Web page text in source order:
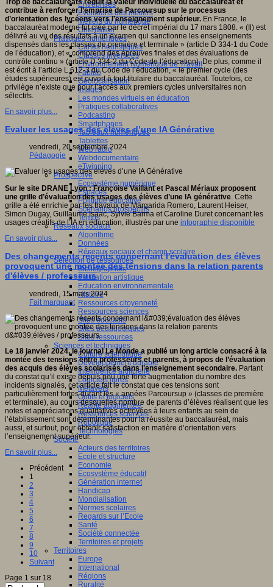
Entreprises
Evolutions des métiers
Métiers du numérique
Orientation
Pratiques numériques
Cartes heuristiques
Classes inversées
Environnement Numérique de Travail
Fablab
Géolocalisation
Images
Les mondes virtuels en éducation
Pratiques collaboratives
Podcasting
Smartphones
Tableaux numériques
Tablettes
Web radio
Webdocumentaire
eTwinning
Prospective
Ecosystème numérique
Espaces
Politique éducative
Scénarios prospectifs
Temps
Réseaux sociaux
Algorithme
Données
Réseaux sociaux et champ scolaire
Sélection de ressources
Bibliographies
Education artistique
Education environnementale
Histoire
Ressources citoyenneté
Ressources sciences
Sites éducatifs
Sites pédagogiques
Sites ressources
Sciences et techniques
Culture scientifique
Développement durable
Intelligence artificielle
Logiciels libres
Métavers
Outils et logiciels
Réalité augmentée
Ressources sciences
Robotique
Technologies
Société
Acteurs des territoires
Ecole et structure
Economie
Ecosystème éducatif
Génération internet
Handicap
Mondialisation
Normes scolaires
Regards sur l’Ecole
Santé
Société connectée
Territoires et projets
Territoires
Europe
International
Régions
Ruralité
Trop de baccalauréats réduit la valeur individuelle du baccalauréat et
contribue à renforcer l’emprise de Parcoursup sur le processus
d’orientation des lycéens vers l’enseignement supérieur. En France, le
baccalauréat moderne fut créé par le décret impérial du 17 mars 1808. « (Il) est
délivré au vu des résultats à un examen qui sanctionne les enseignements
dispensés dans les classes de première et terminale » (article D 334-1 du Code
de l’éducation), et « comprend des épreuves finales et des évaluations de
contrôle continu » (article D 334-2 du Code de l’éducation). De plus, comme il
est écrit à l’article L 612-3 du Code de l’éducation, « le premier cycle (des
études supérieures) est ouvert à tout titulaire du baccalauréat. Toutefois, ce
privilège n’existe que pour l’accès aux premiers cycles universitaires non
sélectifs.
En savoir plus...
Evaluer les usages des élèves d’une IA Générative
vendredi, 20 septembre 2024
Pédagogie
Sur le site DRANE Lyon : Françoise Vaillant et Pascal Mériaux proposent
une grille d’évaluation des usages des élèves d’une IA générative. Cette
grille a été enrichie par les travaux de Margarida Romero, Laurent Heiser,
Simon Dugay, Guillaume Isaac, Sylvie Barma et Caroline Duret concernant les
usages créatifs de l’IA en éducation, illustrés par une infographie disponible
En savoir plus...
Des changements récents concernant l'évaluation des élèves
provoquent une montée des tensions dans la relation parents
d'élèves / professeurs
vendredi, 15 mars 2024
Fait marquant
Le 18 janvier 2024, le journal Le Monde a publié un long article consacré à la
montée des tensions entre professeurs et parents, à propos de l’évaluation
des acquis des élèves scolarisés dans l’enseignement secondaire. Partant
du constat qu’il existe depuis peu une forte augmentation du nombre des
incidents signalés, cet article fait le constat que ces tensions sont
particulièrement fortes durant les « années Parcoursup » (classes de première
et terminale), au cours desquelles nombre de parents d’élèves réalisent que les
notes et appréciations qualitatives octroyées à leurs enfants au sein de
l’établissement sont déterminantes pour la réussite au baccalauréat, mais
aussi, et surtout, pour obtenir satisfaction en matière d’orientation vers
l’enseignement supérieur.
En savoir plus...
Précédent
1
2
3
4
5
6
7
8
9
10
Suivant
Page 1 sur 18